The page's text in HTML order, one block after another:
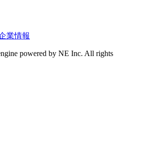
業情報
powered by NE Inc. All rights